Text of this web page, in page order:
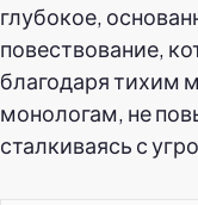
глубокое,
повествование,
благодаря тихим
монологам, не
сталкиваясь с